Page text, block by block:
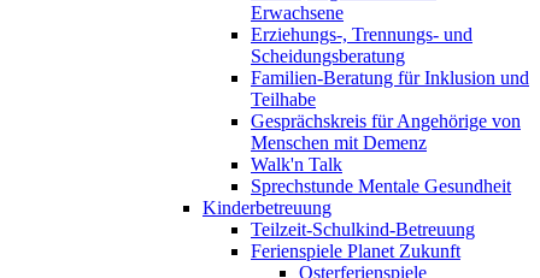
Erwachsene
Erziehungs-, Trennungs- und
Scheidungsberatung
Familien-Beratung für Inklusion und
Teilhabe
Gesprächskreis für Angehörige von
Menschen mit Demenz
Walk'n Talk
Sprechstunde Mentale Gesundheit
Kinderbetreuung
Teilzeit-Schulkind-Betreuung
Ferienspiele Planet Zukunft
Osterferienspiele